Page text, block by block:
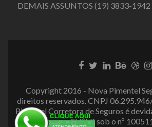
DEMAIS ASSUNTOS (19) 3833-1942
LinkLinkLinkLink Link
Copyright 2016 - Nova Pimentel
direitos reservados. CNPJ
Pimentel Corretora de Seguros é
na SUSEP sob o nº